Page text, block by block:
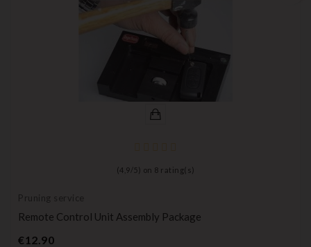
(4,9 / 5) on 8 rating(s)
Pruning service
Remote Control Unit Assembly Package
€12.90Price